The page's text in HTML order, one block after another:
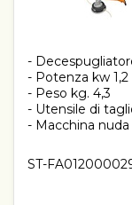
-
- Potenza kw 1,2
- Peso kg. 4,3
- Utensile di
- Macchina
ST-